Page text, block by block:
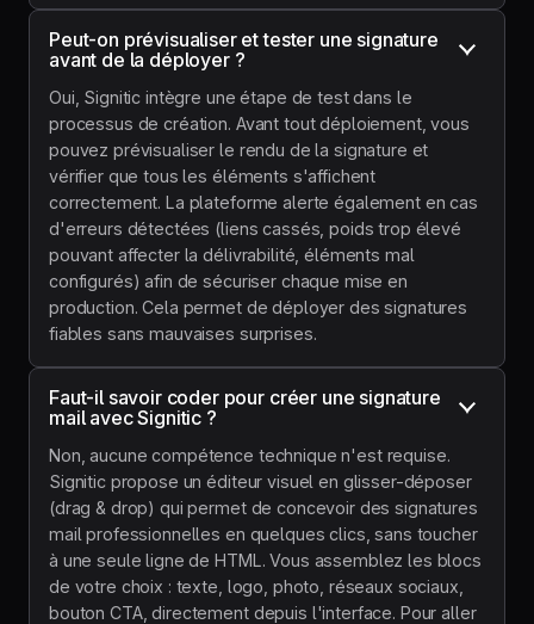
Peut-on prévisualiser et tester une signature
avant de la déployer ?
Oui, Signitic intègre une étape de test dans le
processus de création. Avant tout déploiement, vous
pouvez prévisualiser le rendu de la signature et
vérifier que tous les éléments s'affichent
correctement. La plateforme alerte également en cas
d'erreurs détectées (liens cassés, poids trop élevé
pouvant affecter la délivrabilité, éléments mal
configurés) afin de sécuriser chaque mise en
production. Cela permet de déployer des signatures
fiables sans mauvaises surprises.
Faut-il savoir coder pour créer une signature
mail avec Signitic ?
Non, aucune compétence technique n'est requise.
Signitic propose un éditeur visuel en glisser-déposer
(drag & drop) qui permet de concevoir des signatures
mail professionnelles en quelques clics, sans toucher
à une seule ligne de HTML. Vous assemblez les blocs
de votre choix : texte, logo, photo, réseaux sociaux,
bouton CTA, directement depuis l'interface. Pour aller